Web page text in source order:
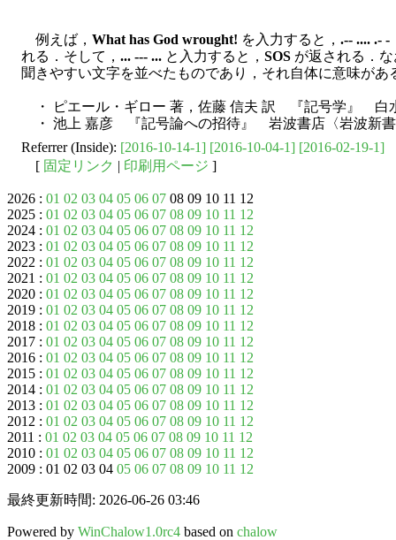
例えば， What has God wrought! を入力すると， .-- .... .- -
れる．そして， ... --- ... と入力すると， SOS が返される．
聞きやすい文字を並べたものであり，それ自体に意味があ
・ ピエール・ギロー 著，佐藤 信夫 訳 『記号学』 白
・ 池上 嘉彦 『記号論への招待』 岩波書店〈岩波新書
Referrer (Inside): [2016-10-14-1] [2016-10-04-1] [2016-02-19-1]
[ 固定リンク | 印刷用ページ ]
2026 : 01 02 03 04 05 06 07 08 09 10 11 12
2025 : 01 02 03 04 05 06 07 08 09 10 11 12
2024 : 01 02 03 04 05 06 07 08 09 10 11 12
2023 : 01 02 03 04 05 06 07 08 09 10 11 12
2022 : 01 02 03 04 05 06 07 08 09 10 11 12
2021 : 01 02 03 04 05 06 07 08 09 10 11 12
2020 : 01 02 03 04 05 06 07 08 09 10 11 12
2019 : 01 02 03 04 05 06 07 08 09 10 11 12
2018 : 01 02 03 04 05 06 07 08 09 10 11 12
2017 : 01 02 03 04 05 06 07 08 09 10 11 12
2016 : 01 02 03 04 05 06 07 08 09 10 11 12
2015 : 01 02 03 04 05 06 07 08 09 10 11 12
2014 : 01 02 03 04 05 06 07 08 09 10 11 12
2013 : 01 02 03 04 05 06 07 08 09 10 11 12
2012 : 01 02 03 04 05 06 07 08 09 10 11 12
2011 : 01 02 03 04 05 06 07 08 09 10 11 12
2010 : 01 02 03 04 05 06 07 08 09 10 11 12
2009 : 01 02 03 04 05 06 07 08 09 10 11 12
最終更新時間: 2026-06-26 03:46
Powered by WinChalow1.0rc4 based on chalow